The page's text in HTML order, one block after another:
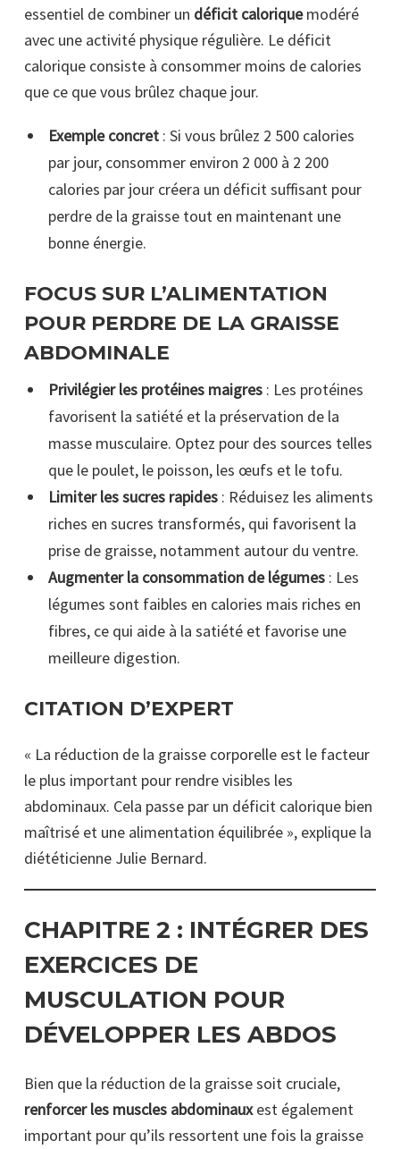
essentiel de combiner un déficit caloriquemodéré
avec une activité physique régulière. Le déficit
calorique consiste à consommer moins de calories
que ce que vous brûlez chaque jour.
Exemple concret: Si vous brûlez 2 500 calories
par jour, consommer environ 2 000 à 2 200
calories par jour créera un déficit suffisant pour
perdre de la graisse tout en maintenant une
bonne énergie.
FOCUS SUR L’ALIMENTATION
POUR PERDRE DE LA GRAISSE
ABDOMINALE
Privilégier les protéines maigres: Les protéines
favorisent la satiété et la préservation de la
masse musculaire. Optez pour des sources telles
que le poulet, le poisson, les œufs et le tofu.
Limiter les sucres rapides: Réduisez les aliments
riches en sucres transformés, qui favorisent la
prise de graisse, notamment autour du ventre.
Augmenter la consommation de légumes: Les
légumes sont faibles en calories mais riches en
fibres, ce qui aide à la satiété et favorise une
meilleure digestion.
CITATION D’EXPERT
« La réduction de la graisse corporelle est le facteur
le plus important pour rendre visibles les
abdominaux. Cela passe par un déficit calorique bien
maîtrisé et une alimentation équilibrée », explique la
diététicienne Julie Bernard.
CHAPITRE 2 : INTÉGRER DES
EXERCICES DE
MUSCULATION POUR
DÉVELOPPER LES ABDOS
Bien que la réduction de la graisse soit cruciale,
renforcer les muscles abdominauxest également
important pour qu’ils ressortent une fois la graisse